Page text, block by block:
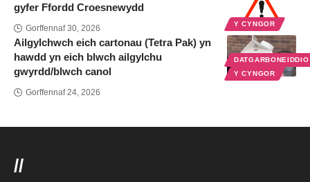
Y CYNGOR
gyfer Ffordd Croesnewydd
Gorffennaf 30, 2026
Y CYNGOR
Ailgylchwch eich cartonau (Tetra Pak) yn
hawdd yn eich blwch ailgylchu
gwyrdd/blwch canol
Gorffennaf 24, 2026
//